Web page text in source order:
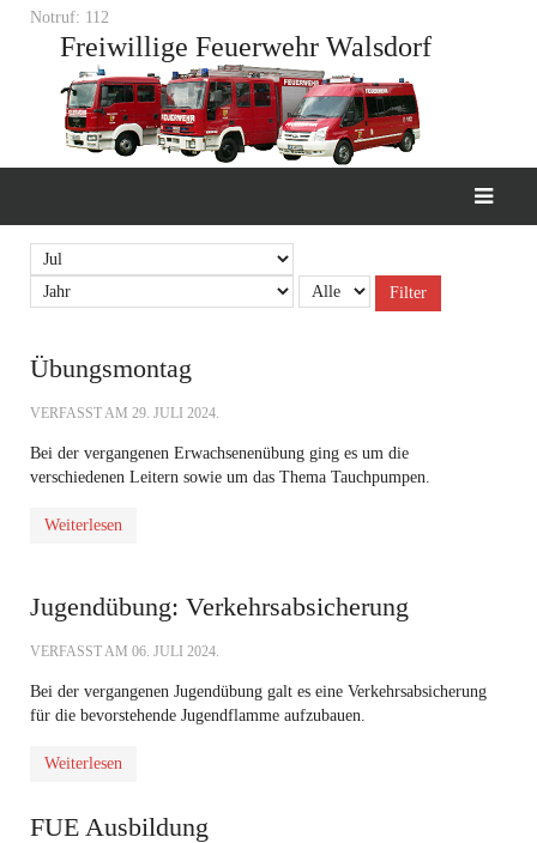
Notruf: 112
Freiwillige Feuerwehr Walsdorf
Filter
Übungsmontag
VERFASST AM 29. JULI 2024.
Bei der vergangenen Erwachsenenübung ging es um die
verschiedenen Leitern sowie um das Thema Tauchpumpen.
Weiterlesen
Jugendübung: Verkehrsabsicherung
VERFASST AM 06. JULI 2024.
Bei der vergangenen Jugendübung galt es eine Verkehrsabsicherung
für die bevorstehende Jugendflamme aufzubauen.
Weiterlesen
FUE Ausbildung